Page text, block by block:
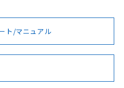
いただく前に、以下を必ずお読
例
承認
ェー
BV型式承認
（フランス
KR型式
（韓国
No No
ト/マニュアル